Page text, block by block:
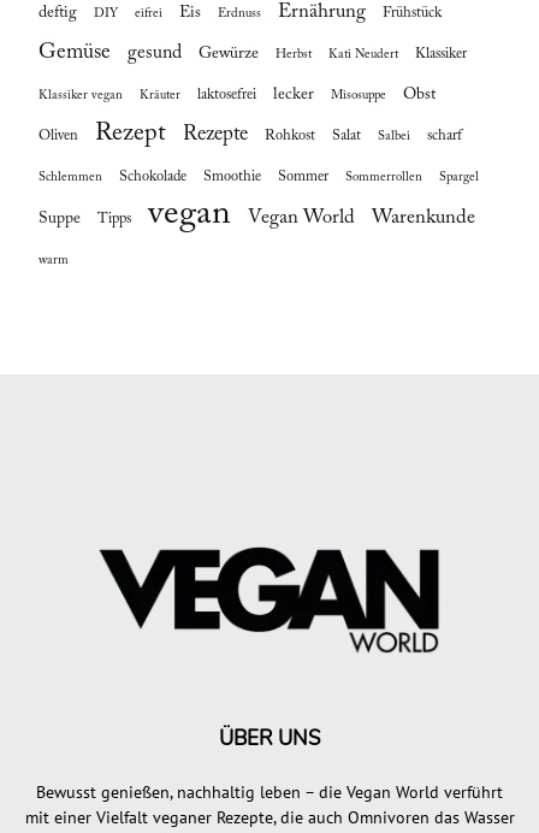
deftig DIY eifrei Eis Erdnuss Ernährung Frühstück
Gemüse gesund Gewürze Herbst Kati Neudert Klassiker
Klassiker vegan Kräuter laktosefrei lecker Misosuppe Obst
Oliven Rezept Rezepte Rohkost Salat Salbei scharf
Schlemmen Schokolade Smoothie Sommer Sommerrollen Spargel
Suppe Tipps vegan Vegan World Warenkunde
warm
ÜBER UNS
Bewusst genießen, nachhaltig leben – die Vegan World verführt
mit einer Vielfalt veganer Rezepte, die auch Omnivoren das Wasser